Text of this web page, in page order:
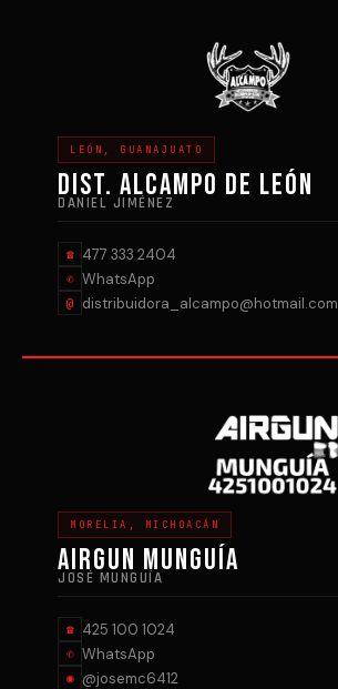
LEÓN, GUANAJUATO
DIST. ALCAMPO DE LEÓN
DANIEL JIMÉNEZ
☎ 477 333 2404
✆ WhatsApp
@ distribuidora_alcampo@hotmail.com
MORELIA, MICHOACÁN
AIRGUN MUNGUÍA
JOSÉ MUNGUÍA
☎ 425 100 1024
✆ WhatsApp
◉ @josemc6412